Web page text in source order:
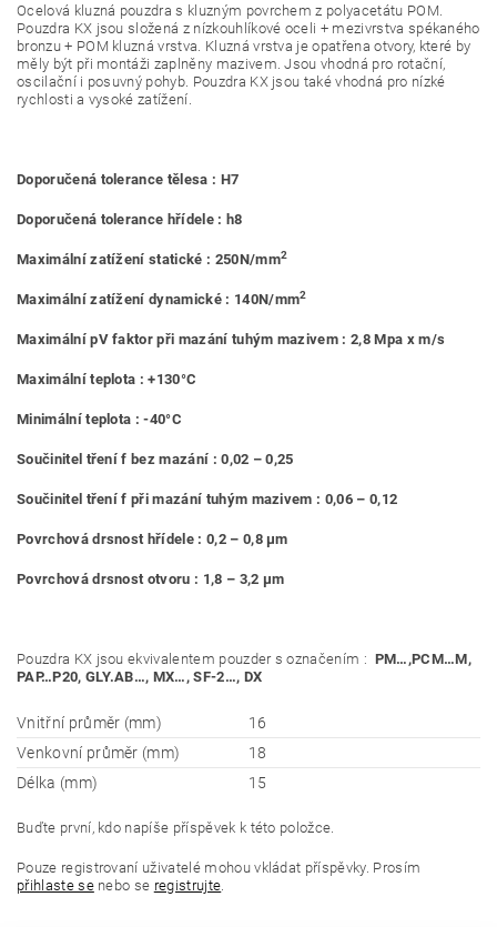
Ocelová kluzná pouzdra s kluzným povrchem z polyacetátu POM.
Pouzdra KX jsou složená z nízkouhlíkové oceli + mezivrstva spékaného
bronzu + POM kluzná vrstva. Kluzná vrstva je opatřena otvory, které by
měly být při montáži zaplněny mazivem. Jsou vhodná pro rotační,
oscilační i posuvný pohyb. Pouzdra KX jsou také vhodná pro nízké
rychlosti a vysoké zatížení.
Doporučená tolerance tělesa : H7
Doporučená tolerance hřídele : h8
Maximální zatížení statické : 250N/mm2
Maximální zatížení dynamické : 140N/mm2
Maximální pV faktor při mazání tuhým mazivem : 2,8 Mpa x m/s
Maximální teplota : +130°C
Minimální teplota : -40°C
Součinitel tření f bez mazání : 0,02 – 0,25
Součinitel tření f při mazání tuhým mazivem : 0,06 – 0,12
Povrchová drsnost hřídele : 0,2 – 0,8 μm
Povrchová drsnost otvoru : 1,8 – 3,2 μm
Pouzdra KX jsou ekvivalentem pouzder s označením : PM…,PCM…M,
PAP…P20, GLY.AB…, MX…, SF-2…, DX
Vnitřní průměr (mm)
16
Venkovní průměr (mm)
18
Délka (mm)
15
Buďte první, kdo napíše příspěvek k této položce.
Pouze registrovaní uživatelé mohou vkládat příspěvky. Prosím
přihlaste senebo se registrujte.